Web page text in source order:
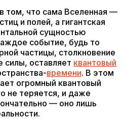
том, что сама Вселенная —
и полей, а гигантская
сущностью
событие, будь то
частицы, столкновение
силы, оставляет квантовый
времени. В этом
огромный квантовый
не теряется, и даже
— оно лишь